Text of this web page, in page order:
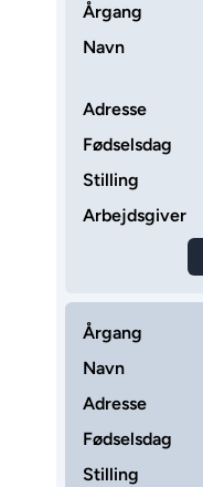
Årgang
Navn
Adresse
Fødselsdag
Stilling
Arbejdsgiver
Årgang
Navn
Adresse
Fødselsdag
Stilling